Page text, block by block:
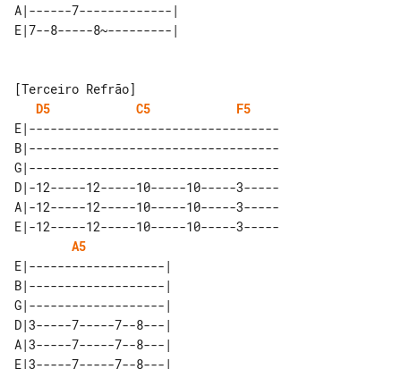
A|------7-------------|
D5
C5
F5
E|-----------------------------------
B|-----------------------------------
G|-----------------------------------
D|-12-----12-----10-----10-----3-----
A|-12-----12-----10-----10-----3-----
E|-12-----12-----10-----10-----3-----
A5
E|-------------------|
B|-------------------|
G|-------------------|
D|3-----7-----7--8---|
A|3-----7-----7--8---|